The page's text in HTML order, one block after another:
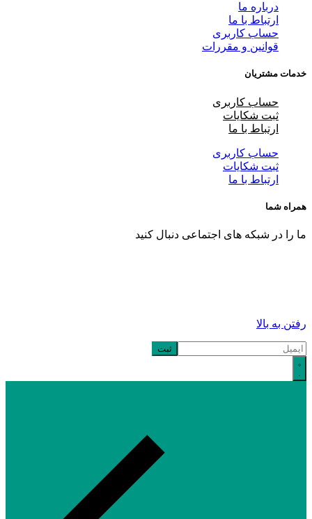
درباره ما
ارتباط با ما
حساب کاربری
قوانین و مقررات
خدمات مشتریان
حساب کاربری
ثبت شکایات
ارتباط با ما
حساب کاربری
ثبت شکایات
ارتباط با ما
همراه شما
ما را در شبکه های اجتماعی دنبال کنید
رفتن به بالا